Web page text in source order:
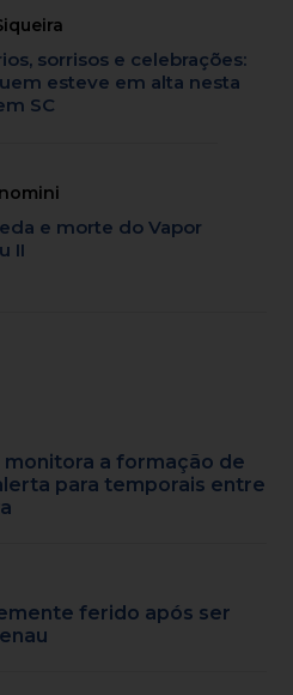
sorrisos e celebrações:
esteve em alta nesta
SC
e morte do Vapor
II
monitora a formação de
para temporais entre
ferido após ser